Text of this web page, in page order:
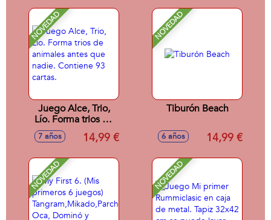
NOVEDAD
Juego Alce, Trio,
Lío. Forma trios de
animales antes que
nadie. Contiene 93
7 años 14,99 €
NOVEDAD
Tiburón Beach
6 años 14,99 €
NOVEDAD NOVEDAD